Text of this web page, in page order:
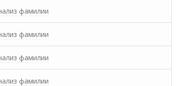
фамилии
фамилии
фамилии
фамилии